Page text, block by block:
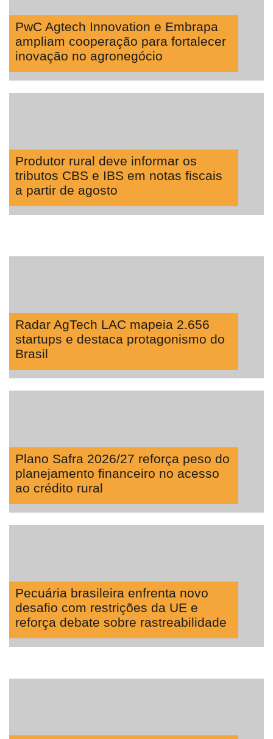
Way
Consulting
Manager
ONE
PwC Agtech Innovation e Embrapa
ampliam cooperação para fortalecer
inovação no agronegócio
Produtor rural deve informar os
tributos CBS e IBS em notas fiscais
a partir de agosto
Radar AgTech LAC mapeia 2.656
startups e destaca protagonismo do
Brasil
Plano Safra 2026/27 reforça peso do
planejamento financeiro no acesso
ao crédito rural
Pecuária brasileira enfrenta novo
desafio com restrições da UE e
reforça debate sobre rastreabilidade